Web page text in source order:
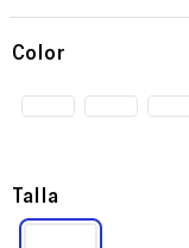
Talla
Color